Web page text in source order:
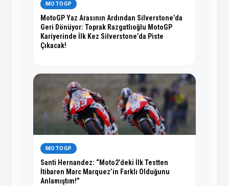
MOTOGP
MotoGP Yaz Arasının Ardından Silverstone’da
Geri Dönüyor: Toprak Razgatlıoğlu MotoGP
Kariyerinde İlk Kez Silverstone’da Piste
Çıkacak!
MOTOGP
Santi Hernandez: “Moto2’deki İlk Testten
İtibaren Marc Marquez’in Farklı Olduğunu
Anlamıştım!”